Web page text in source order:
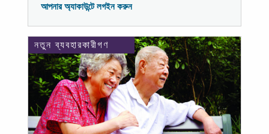
আপনার অ্যাকাউন্টে লগইন করুন
নতুন ব্যবহারকারীগণ